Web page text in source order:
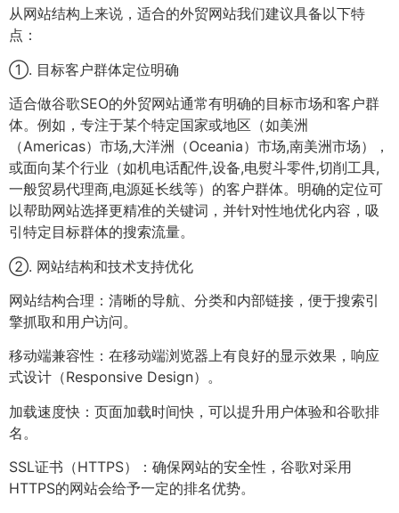
从网站结构上来说，适合的外贸网站我们建议具备以下特
点：
①. 目标客户群体定位明确
适合做谷歌SEO的外贸网站通常有明确的目标市场和客户群
体。例如，专注于某个特定国家或地区（如美洲
（Americas）市场,大洋洲（Oceania）市场,南美洲市场），
或面向某个行业（如机电话配件,设备,电熨斗零件,切削工具,
一般贸易代理商,电源延长线等）的客户群体。明确的定位可
以帮助网站选择更精准的关键词，并针对性地优化内容，吸
引特定目标群体的搜索流量。
②. 网站结构和技术支持优化
网站结构合理：清晰的导航、分类和内部链接，便于搜索引
擎抓取和用户访问。
移动端兼容性：在移动端浏览器上有良好的显示效果，响应
式设计（Responsive Design）。
加载速度快：页面加载时间快，可以提升用户体验和谷歌排
名。
SSL证书（HTTPS）：确保网站的安全性，谷歌对采用
HTTPS的网站会给予一定的排名优势。